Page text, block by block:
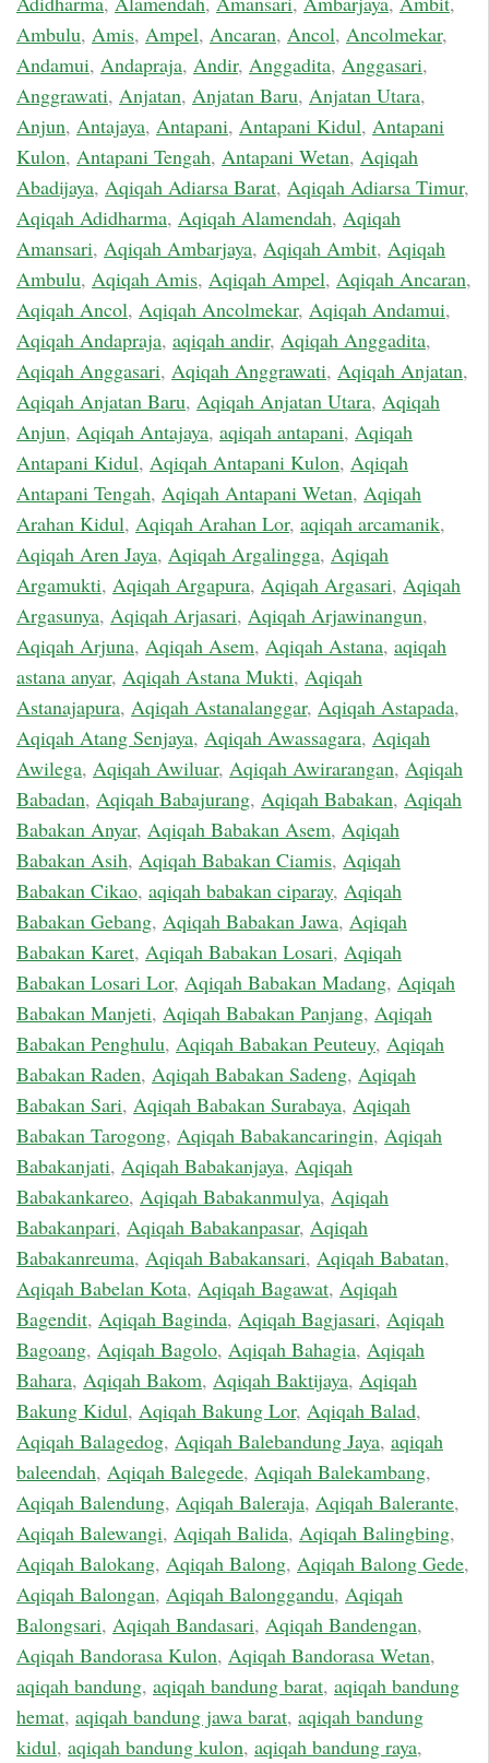
Ambulu, Amis, Ampel, Ancaran, Ancol, Ancolmekar,
Andamui, Andapraja, Andir, Anggadita, Anggasari,
Anggrawati, Anjatan, Anjatan Baru, Anjatan Utara,
Anjun, Antajaya, Antapani, Antapani Kidul, Antapani
Kulon, Antapani Tengah, Antapani Wetan, Aqiqah
Abadijaya, Aqiqah Adiarsa Barat, Aqiqah Adiarsa Timur,
Aqiqah Adidharma, Aqiqah Alamendah, Aqiqah
Amansari, Aqiqah Ambarjaya, Aqiqah Ambit, Aqiqah
Ambulu, Aqiqah Amis, Aqiqah Ampel, Aqiqah Ancaran,
Aqiqah Ancol, Aqiqah Ancolmekar, Aqiqah Andamui,
Aqiqah Andapraja, aqiqah andir, Aqiqah Anggadita,
Aqiqah Anggasari, Aqiqah Anggrawati, Aqiqah Anjatan,
Aqiqah Anjatan Baru, Aqiqah Anjatan Utara, Aqiqah
Anjun, Aqiqah Antajaya, aqiqah antapani, Aqiqah
Antapani Kidul, Aqiqah Antapani Kulon, Aqiqah
Antapani Tengah, Aqiqah Antapani Wetan, Aqiqah
Arahan Kidul, Aqiqah Arahan Lor, aqiqah arcamanik,
Aqiqah Aren Jaya, Aqiqah Argalingga, Aqiqah
Argamukti, Aqiqah Argapura, Aqiqah Argasari, Aqiqah
Argasunya, Aqiqah Arjasari, Aqiqah Arjawinangun,
Aqiqah Arjuna, Aqiqah Asem, Aqiqah Astana, aqiqah
astana anyar, Aqiqah Astana Mukti, Aqiqah
Astanajapura, Aqiqah Astanalanggar, Aqiqah Astapada,
Aqiqah Atang Senjaya, Aqiqah Awassagara, Aqiqah
Awilega, Aqiqah Awiluar, Aqiqah Awirarangan, Aqiqah
Babadan, Aqiqah Babajurang, Aqiqah Babakan, Aqiqah
Babakan Anyar, Aqiqah Babakan Asem, Aqiqah
Babakan Asih, Aqiqah Babakan Ciamis, Aqiqah
Babakan Cikao, aqiqah babakan ciparay, Aqiqah
Babakan Gebang, Aqiqah Babakan Jawa, Aqiqah
Babakan Karet, Aqiqah Babakan Losari, Aqiqah
Babakan Losari Lor, Aqiqah Babakan Madang, Aqiqah
Babakan Manjeti, Aqiqah Babakan Panjang, Aqiqah
Babakan Penghulu, Aqiqah Babakan Peuteuy, Aqiqah
Babakan Raden, Aqiqah Babakan Sadeng, Aqiqah
Babakan Sari, Aqiqah Babakan Surabaya, Aqiqah
Babakan Tarogong, Aqiqah Babakancaringin, Aqiqah
Babakanjati, Aqiqah Babakanjaya, Aqiqah
Babakankareo, Aqiqah Babakanmulya, Aqiqah
Babakanpari, Aqiqah Babakanpasar, Aqiqah
Babakanreuma, Aqiqah Babakansari, Aqiqah Babatan,
Aqiqah Babelan Kota, Aqiqah Bagawat, Aqiqah
Bagendit, Aqiqah Baginda, Aqiqah Bagjasari, Aqiqah
Bagoang, Aqiqah Bagolo, Aqiqah Bahagia, Aqiqah
Bahara, Aqiqah Bakom, Aqiqah Baktijaya, Aqiqah
Bakung Kidul, Aqiqah Bakung Lor, Aqiqah Balad,
Aqiqah Balagedog, Aqiqah Balebandung Jaya, aqiqah
baleendah, Aqiqah Balegede, Aqiqah Balekambang,
Aqiqah Balendung, Aqiqah Baleraja, Aqiqah Balerante,
Aqiqah Balewangi, Aqiqah Balida, Aqiqah Balingbing,
Aqiqah Balokang, Aqiqah Balong, Aqiqah Balong Gede,
Aqiqah Balongan, Aqiqah Balonggandu, Aqiqah
Balongsari, Aqiqah Bandasari, Aqiqah Bandengan,
Aqiqah Bandorasa Kulon, Aqiqah Bandorasa Wetan,
aqiqah bandung, aqiqah bandung barat, aqiqah bandung
hemat, aqiqah bandung jawa barat, aqiqah bandung
kidul, aqiqah bandung kulon, aqiqah bandung raya,